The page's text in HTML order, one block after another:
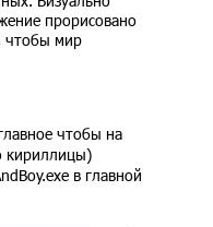
прорисовано
чтобы мир
чтобы на
кириллицы)
в главной